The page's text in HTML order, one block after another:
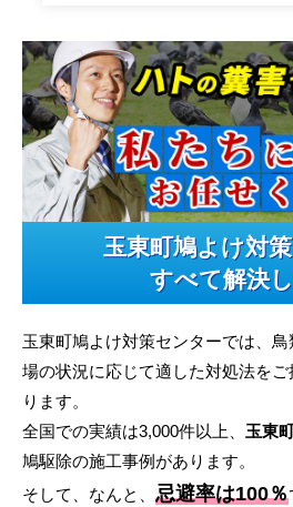
玉東町鳩よけ対
すべて解決
玉東町鳩よけ対策センターでは、
場の状況に応じて適した対処法を
ります。
全国での実績は3,000件以上、 玉東
鳩駆除の施工事例があります。
そして、なんと、 忌避率は100％